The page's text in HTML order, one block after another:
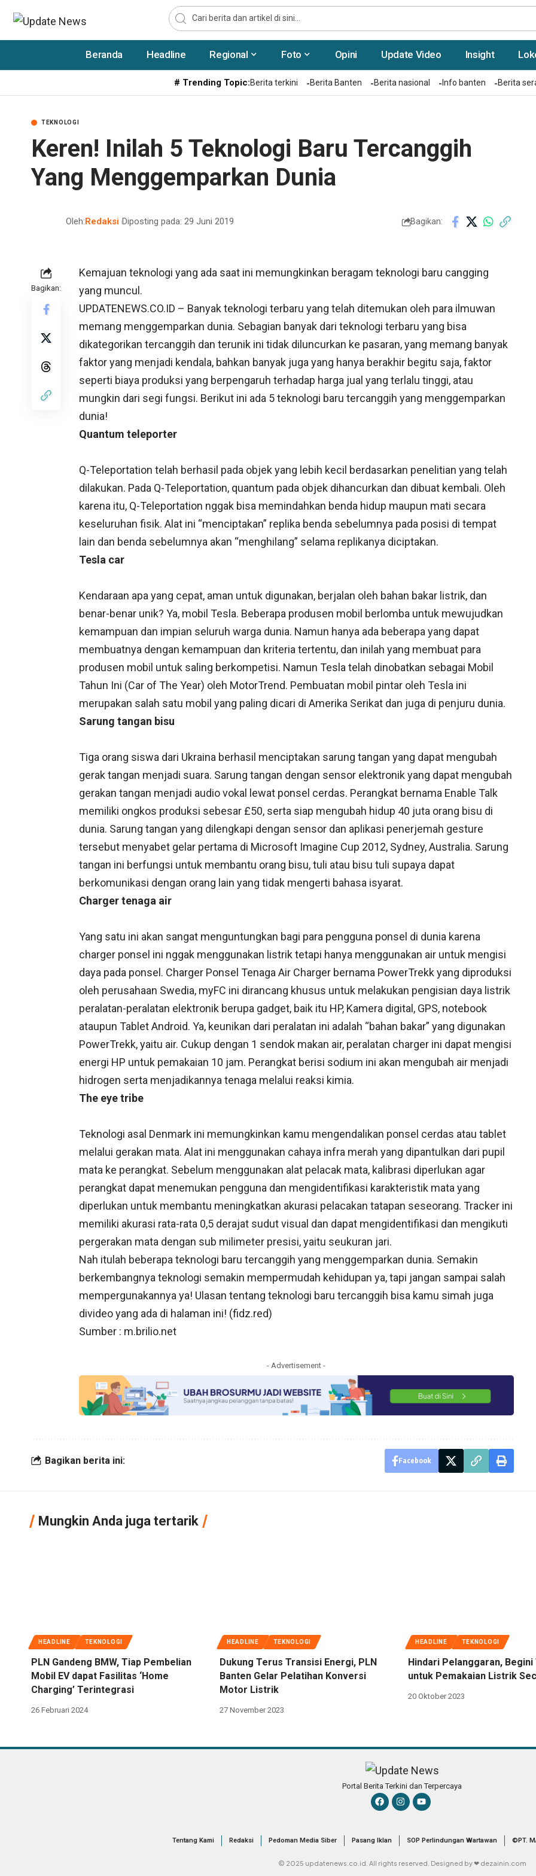
Beranda Headline Regional Foto Opini Update Video Insight
# Trending Topic:Berita terkini Berita Banten Berita nasional Info banten Berita
TEKNOLOGI
Keren! Inilah 5 Teknologi Baru Tercanggih
Yang Menggemparkan Dunia
Oleh:Redaksi Diposting pada: 29 Juni 2019 Bagikan:
Bagikan:
Kemajuan teknologi yang ada saat ini memungkinkan beragam teknologi baru cangging
yang muncul.
UPDATENEWS.CO.ID – Banyak teknologi terbaru yang telah ditemukan oleh para ilmuwan
memang menggemparkan dunia. Sebagian banyak dari teknologi terbaru yang bisa
dikategorikan tercanggih dan terunik ini tidak diluncurkan ke pasaran, yang memang banyak
faktor yang menjadi kendala, bahkan banyak juga yang hanya berakhir begitu saja, faktor
seperti biaya produksi yang berpengaruh terhadap harga jual yang terlalu tinggi, atau
mungkin dari segi fungsi. Berikut ini ada 5 teknologi baru tercanggih yang menggemparkan
dunia!
Quantum teleporter
Q-Teleportation telah berhasil pada objek yang lebih kecil berdasarkan penelitian yang telah
dilakukan. Pada Q-Teleportation, quantum pada objek dihancurkan dan dibuat kembali. Oleh
karena itu, Q-Teleportation nggak bisa memindahkan benda hidup maupun mati secara
keseluruhan fisik. Alat ini “menciptakan” replika benda sebelumnya pada posisi di tempat
lain dan benda sebelumnya akan “menghilang” selama replikanya diciptakan.
Tesla car
Kendaraan apa yang cepat, aman untuk digunakan, berjalan oleh bahan bakar listrik, dan
benar-benar unik? Ya, mobil Tesla. Beberapa produsen mobil berlomba untuk mewujudkan
kemampuan dan impian seluruh warga dunia. Namun hanya ada beberapa yang dapat
membuatnya dengan kemampuan dan kriteria tertentu, dan inilah yang membuat para
produsen mobil untuk saling berkompetisi. Namun Tesla telah dinobatkan sebagai Mobil
Tahun Ini (Car of The Year) oleh MotorTrend. Pembuatan mobil pintar oleh Tesla ini
merupakan salah satu mobil yang paling dicari di Amerika Serikat dan juga di penjuru dunia.
Sarung tangan bisu
Tiga orang siswa dari Ukraina berhasil menciptakan sarung tangan yang dapat mengubah
gerak tangan menjadi suara. Sarung tangan dengan sensor elektronik yang dapat mengubah
gerakan tangan menjadi audio vokal lewat ponsel cerdas. Perangkat bernama Enable Talk
memiliki ongkos produksi sebesar £50, serta siap mengubah hidup 40 juta orang bisu di
dunia. Sarung tangan yang dilengkapi dengan sensor dan aplikasi penerjemah gesture
tersebut menyabet gelar pertama di Microsoft Imagine Cup 2012, Sydney, Australia. Sarung
tangan ini berfungsi untuk membantu orang bisu, tuli atau bisu tuli supaya dapat
berkomunikasi dengan orang lain yang tidak mengerti bahasa isyarat.
Charger tenaga air
Yang satu ini akan sangat menguntungkan bagi para pengguna ponsel di dunia karena
charger ponsel ini nggak menggunakan listrik tetapi hanya menggunakan air untuk mengisi
daya pada ponsel. Charger Ponsel Tenaga Air Charger bernama PowerTrekk yang diproduksi
oleh perusahaan Swedia, myFC ini dirancang khusus untuk melakukan pengisian daya listrik
peralatan-peralatan elektronik berupa gadget, baik itu HP, Kamera digital, GPS, notebook
ataupun Tablet Android. Ya, keunikan dari peralatan ini adalah “bahan bakar” yang digunakan
PowerTrekk, yaitu air. Cukup dengan 1 sendok makan air, peralatan charger ini dapat mengisi
energi HP untuk pemakaian 10 jam. Perangkat berisi sodium ini akan mengubah air menjadi
hidrogen serta menjadikannya tenaga melalui reaksi kimia.
The eye tribe
Teknologi asal Denmark ini memungkinkan kamu mengendalikan ponsel cerdas atau tablet
melalui gerakan mata. Alat ini menggunakan cahaya infra merah yang dipantulkan dari pupil
mata ke perangkat. Sebelum menggunakan alat pelacak mata, kalibrasi diperlukan agar
perangkat dapat menemukan pengguna dan mengidentifikasi karakteristik mata yang
diperlukan untuk membantu meningkatkan akurasi pelacakan tatapan seseorang. Tracker ini
memiliki akurasi rata-rata 0,5 derajat sudut visual dan dapat mengidentifikasi dan mengikuti
pergerakan mata dengan sub milimeter presisi, yaitu seukuran jari.
Nah itulah beberapa teknologi baru tercanggih yang menggemparkan dunia. Semakin
berkembangnya teknologi semakin mempermudah kehidupan ya, tapi jangan sampai salah
mempergunakannya ya! Ulasan tentang teknologi baru tercanggih bisa kamu simah juga
divideo yang ada di halaman ini! (fidz.red)
Sumber : m.brilio.net
- Advertisement -
Bagikan berita ini: Facebook
Mungkin Anda juga tertarik
HEADLINE TEKNOLOGI
PLN Gandeng BMW, Tiap Pembelian
Mobil EV dapat Fasilitas ‘Home
Charging’ Terintegrasi
26 Februari 2024
HEADLINE TEKNOLOGI
Dukung Terus Transisi Energi, PLN
Banten Gelar Pelatihan Konversi
Motor Listrik
27 November 2023
HEADLINE TEKNOLOGI
Hindari Pelanggaran, Begini
untuk Pemakaian Listrik
20 Oktober 2023
Portal Berita Terkini dan Terpercaya
Tentang Kami Redaksi Pedoman Media Siber Pasang Iklan SOP Perlindungan Wartawan ©PT.
© 2025 updatenews.co.id. All rights reserved. Designed by ❤ dezainin.com